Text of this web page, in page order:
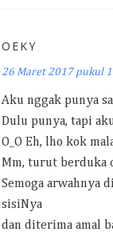
OEKY
26 Maret 2017 pukul
Aku nggak punya
Dulu punya, tapi
O_O Eh, lho kok
Mm, turut berduka
Semoga arwahnya
sisiNya
dan diterima amal